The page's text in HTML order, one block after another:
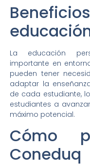
La educación
importante en
pueden tener
adaptar la
de cada estudiante,
estudiantes a
máximo potencial.
Cómo
Coneduq